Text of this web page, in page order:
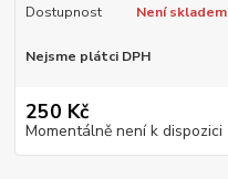
Dostupnost Není skladem
Nejsme plátci DPH
250 Kč
Momentálně není k dispozici